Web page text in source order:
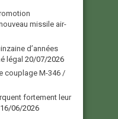
missile air-
d’années
légal 20/07/2026
couplage M-346 /
fortement leur
16/06/2026